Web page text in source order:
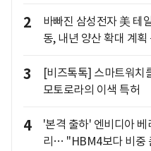
2
바빠진 삼성전자 美
동, 내년 양산 확대 계획
3
[비즈톡톡] 스마트워
모토로라의 이색 특허
4
'본격 출하' 엔비디아
리… "HBM4보다 비중